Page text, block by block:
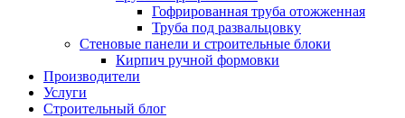
Гофрированная труба отожженная
Труба под развальцовку
Стеновые панели и строительные блоки
Кирпич ручной формовки
Производители
Услуги
Строительный блог